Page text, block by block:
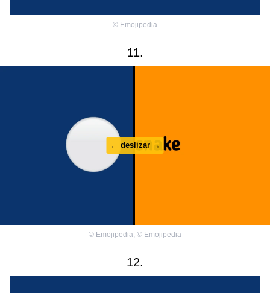
© Emojipedia
11.
← deslizar →
© Emojipedia © Emojipedia
12.